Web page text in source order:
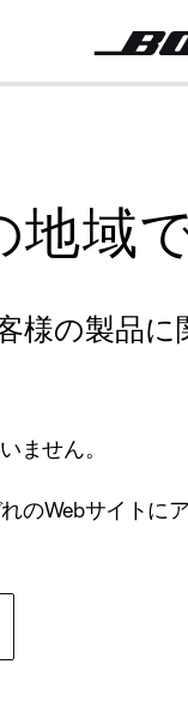
地域
様の製品
ません。
のWebサイト